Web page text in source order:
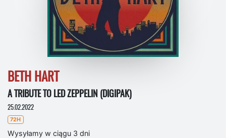
BETH HART
A TRIBUTE TO LED ZEPPELIN (DIGIPAK)
25.02.2022
72H
Wysyłamy w ciągu 3 dni